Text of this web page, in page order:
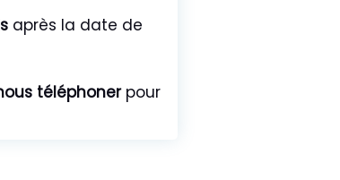
après la date de
téléphonerpour